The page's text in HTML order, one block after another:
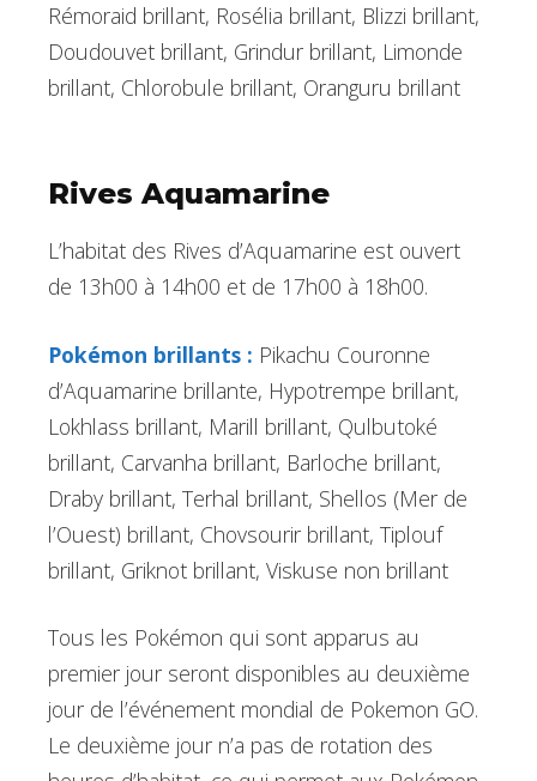
Rémoraid brillant, Rosélia brillant, Blizzi brillant,
Doudouvet brillant, Grindur brillant, Limonde
brillant, Chlorobule brillant, Oranguru brillant
Rives Aquamarine
L’habitat des Rives d’Aquamarine est ouvert
de 13h00 à 14h00 et de 17h00 à 18h00.
Pokémon brillants : Pikachu Couronne
d’Aquamarine brillante, Hypotrempe brillant,
Lokhlass brillant, Marill brillant, Qulbutoké
brillant, Carvanha brillant, Barloche brillant,
Draby brillant, Terhal brillant, Shellos (Mer de
l’Ouest) brillant, Chovsourir brillant, Tiplouf
brillant, Griknot brillant, Viskuse non brillant
Tous les Pokémon qui sont apparus au
premier jour seront disponibles au deuxième
jour de l’événement mondial de Pokemon GO.
Le deuxième jour n’a pas de rotation des